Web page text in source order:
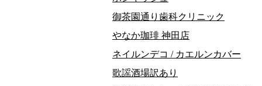
御茶園通り歯科クリニック
やなか珈琲 神田店
ネイルンデコ / カエルンカバー
歌謡酒場訳あり